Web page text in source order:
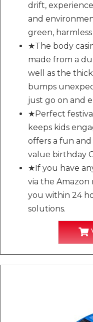
drift,
and
green,
★The body
made from a
well as the
bumps
just go on and
★Perfect
keeps kids
offers a fun
value birthday
★If you have
via the Amazon
you within 24
solutions.